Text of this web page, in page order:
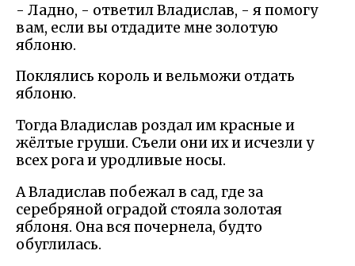
- Ладно, - ответил Владислав, - я помогу
вам, если вы отдадите мне золотую
яблоню.
Поклялись король и вельможи отдать
яблоню.
Тогда Владислав роздал им красные и
жёлтые груши. Съели они их и исчезли у
всех рога и уродливые носы.
А Владислав побежал в сад, где за
серебряной оградой стояла золотая
яблоня. Она вся почернела, будто
обуглилась.